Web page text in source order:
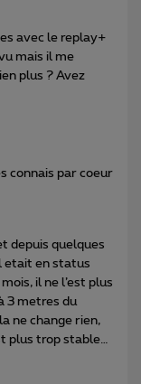
avec le replay+
mais il me
plus ? Avez
connais par coeur
depuis quelques
etait en status
il ne l’est plus
3 metres du
ne change rien,
plus trop stable…